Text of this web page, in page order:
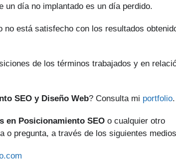
un día no implantado es un día perdido.
no está satisfecho con los resultados
de los términos trabajados y en
SEO y Diseño Web? Consulta mi portfolio.
en Posicionamiento SEO o cualquier otro
o pregunta, a través de los siguientes